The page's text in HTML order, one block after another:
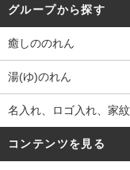
グループから探す
癒しののれん
湯(ゆ)のれん
名入れ、ロゴ入れ、家
コンテンツを見る